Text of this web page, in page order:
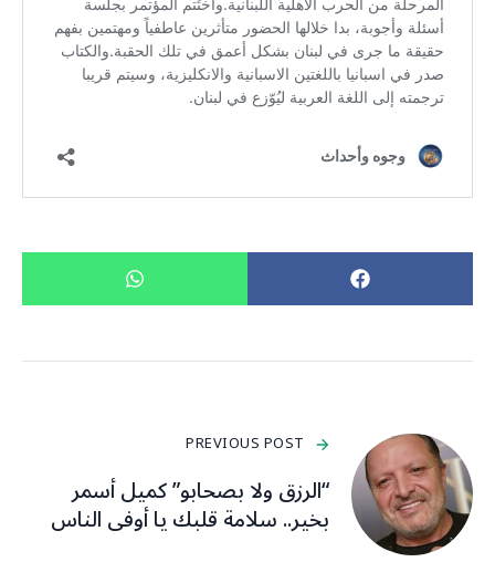
PREVIOUS POST
“الرزق ولا بصحابو” كميل أسمر
بخير.. سلامة قلبك يا أوفى الناس